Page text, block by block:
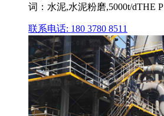
词：水泥,水泥粉磨,5000t/dTHE P
联系电话: 180 3780 8511